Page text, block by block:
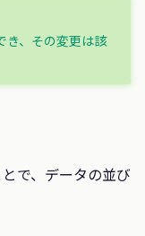
き、その変更は該
で、データの並び